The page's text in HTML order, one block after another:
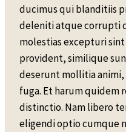
ducimus qui blanditiis
deleniti atque corrupti
molestias excepturi
provident, similique
deserunt mollitia
fuga. Et harum quidem
distinctio. Nam libero
eligendi optio cumque